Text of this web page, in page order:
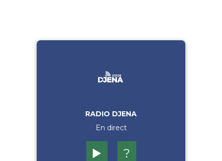
RADIO DJENA
En direct
▶️ ?